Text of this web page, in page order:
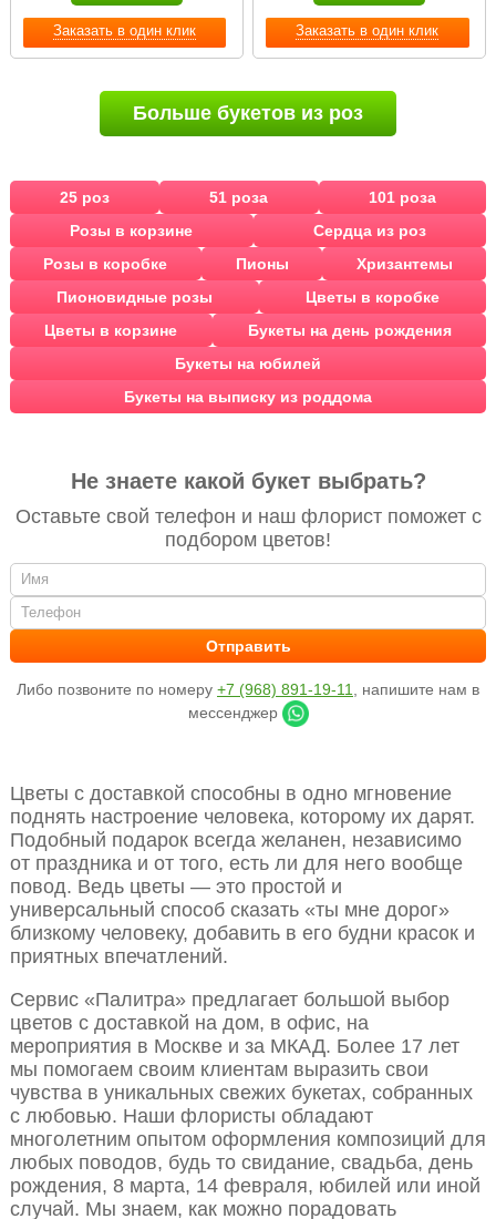
Заказать в один клик Заказать в один клик
Больше букетов из роз
25 роз 51 роза
101 роза
Розы в корзине
Сердца из роз
Розы в коробке
Пионы
Хризантемы
Пионовидные розы
Цветы в коробке
Цветы в корзине
Букеты на день рождения
Букеты на юбилей
Букеты на выписку из роддома
Не знаете какой букет выбрать?
Оставьте свой телефон и наш флорист поможет с
подбором цветов!
Либо позвоните по номеру +7 (968) 891-19-11
, напишите нам в
мессенджер
Цветы с доставкой способны в одно мгновение
поднять настроение человека, которому их дарят.
Подобный подарок всегда желанен, независимо
от праздника и от того, есть ли для него вообще
повод. Ведь цветы — это простой и
универсальный способ сказать «ты мне дорог»
близкому человеку, добавить в его будни красок и
приятных впечатлений.
Сервис «Палитра» предлагает большой выбор
цветов с доставкой на дом, в офис, на
мероприятия в Москве и за МКАД. Более 17 лет
мы помогаем своим клиентам выразить свои
чувства в уникальных свежих букетах, собранных
с любовью. Наши флористы обладают
многолетним опытом оформления композиций для
любых поводов, будь то свидание, свадьба, день
рождения, 8 марта, 14 февраля, юбилей или иной
случай. Мы знаем, как можно порадовать